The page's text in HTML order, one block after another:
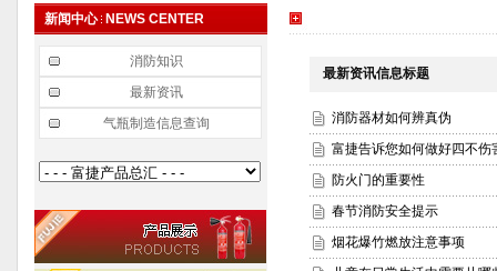
新闻中心 NEWS CENTER
消防知识
最新资讯
气瓶制造信息查询
最新资讯信息标题
消防器材如何辨真伪
富捷告诉您如何做好四不伤
防火门的重要性
春节消防安全提示
烟花爆竹燃放注意事项